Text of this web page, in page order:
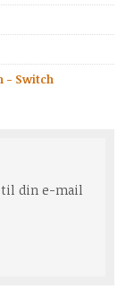
- Switch
til din e-mail